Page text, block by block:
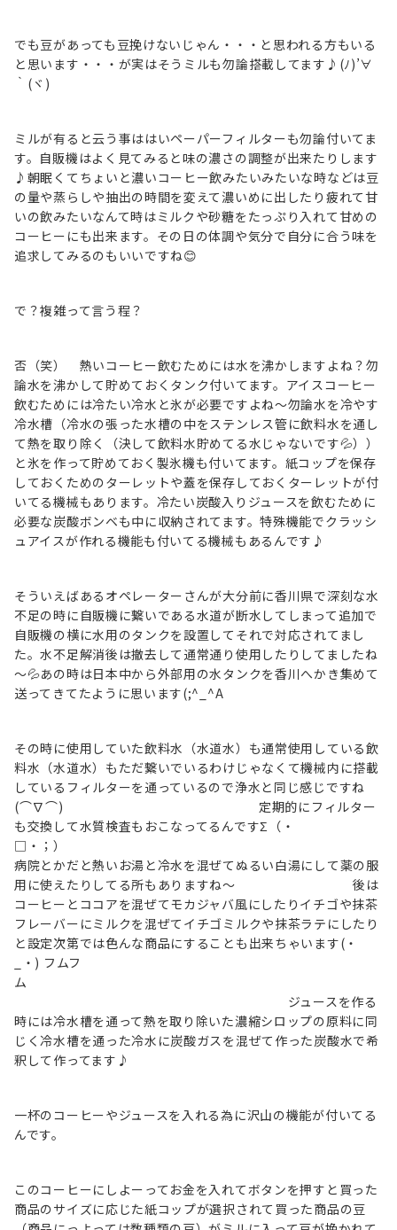
でも豆があっても豆挽けないじゃん・・・と思われる方もいる
と思います・・・が実はそうミルも勿論搭載してます♪(ﾉ)’∀
｀(ヾ)
ミルが有ると云う事ははいペーパーフィルターも勿論付いてま
す。自販機はよく見てみると味の濃さの調整が出来たりします
♪朝眠くてちょいと濃いコーヒー飲みたいみたいな時などは豆
の量や蒸らしや抽出の時間を変えて濃いめに出したり疲れて甘
いの飲みたいなんて時はミルクや砂糖をたっぷり入れて甘めの
コーヒーにも出来ます。その日の体調や気分で自分に合う味を
追求してみるのもいいですね😊
で？複雑って言う程？
否（笑） 熱いコーヒー飲むためには水を沸かしますよね？勿
論水を沸かして貯めておくタンク付いてます。アイスコーヒー
飲むためには冷たい冷水と氷が必要ですよね～勿論水を冷やす
冷水槽（冷水の張った水槽の中をステンレス管に飲料水を通し
て熱を取り除く（決して飲料水貯めてる水じゃないです💦））
と氷を作って貯めておく製氷機も付いてます。紙コップを保存
しておくためのターレットや蓋を保存しておくターレットが付
いてる機械もあります。冷たい炭酸入りジュースを飲むために
必要な炭酸ボンベも中に収納されてます。特殊機能でクラッシ
ュアイスが作れる機能も付いてる機械もあるんです♪
そういえばあるオペレーターさんが大分前に香川県で深刻な水
不足の時に自販機に繋いである水道が断水してしまって追加で
自販機の横に水用のタンクを設置してそれで対応されてまし
た。水不足解消後は撤去して通常通り使用したりしてましたね
～💦あの時は日本中から外部用の水タンクを香川へかき集めて
送ってきてたように思います(;^_^A
その時に使用していた飲料水（水道水）も通常使用している飲
料水（水道水）もただ繋いでいるわけじゃなくて機械内に搭載
しているフィルターを通っているので浄水と同じ感じですね
(⌒∇⌒) 定期的にフィルター
も交換して水質検査もおこなってるんですΣ（・
□・；）
病院とかだと熱いお湯と冷水を混ぜてぬるい白湯にして薬の服
用に使えたりしてる所もありますね～ 後は
コーヒーとココアを混ぜてモカジャバ風にしたりイチゴや抹茶
フレーバーにミルクを混ぜてイチゴミルクや抹茶ラテにしたり
と設定次第では色んな商品にすることも出来ちゃいます(・
_・) フムフ
ム
ジュースを作る
時には冷水槽を通って熱を取り除いた濃縮シロップの原料に同
じく冷水槽を通った冷水に炭酸ガスを混ぜて作った炭酸水で希
釈して作ってます♪
一杯のコーヒーやジュースを入れる為に沢山の機能が付いてる
んです。
このコーヒーにしよーってお金を入れてボタンを押すと買った
商品のサイズに応じた紙コップが選択されて買った商品の豆